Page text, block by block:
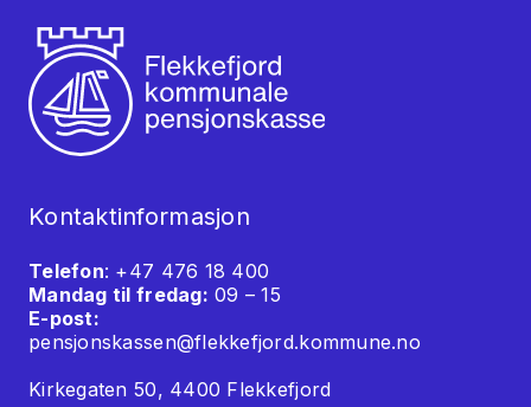
Kontaktinformasjon
Telefon: +47 476 18 400
Mandag til fredag: 09 – 15
E-post:
pensjonskassen@flekkefjord.kommune.no
Kirkegaten 50, 4400 Flekkefjord